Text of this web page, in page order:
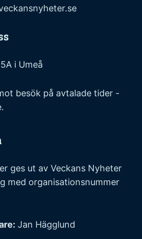
i Umeå
besök på avtalade tider -
ges ut av Veckans Nyheter
med organisationsnummer
Jan Hägglund